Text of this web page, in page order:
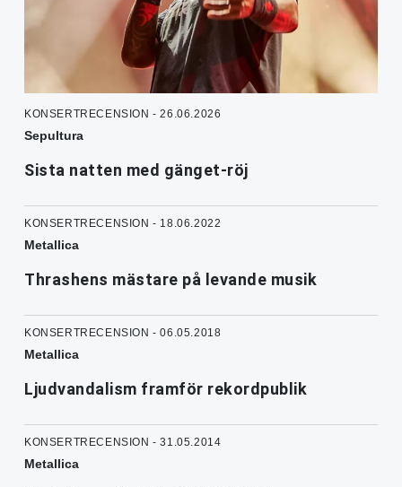
KONSERTRECENSION - 26.06.2026
Sepultura
Sista natten med gänget-röj
KONSERTRECENSION - 18.06.2022
Metallica
Thrashens mästare på levande musik
KONSERTRECENSION - 06.05.2018
Metallica
Ljudvandalism framför rekordpublik
KONSERTRECENSION - 31.05.2014
Metallica